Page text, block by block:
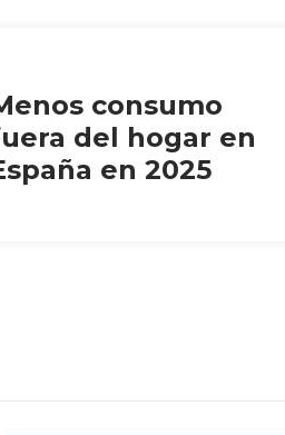
consumo
del hogar en
en 2025